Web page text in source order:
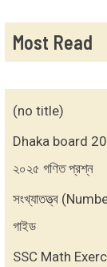
Most Read
(no title)
Dhaka board
২০২৫ গণিত প্রশ্ন
সংখ্যাতত্ত্ব
গাইড
SSC Math